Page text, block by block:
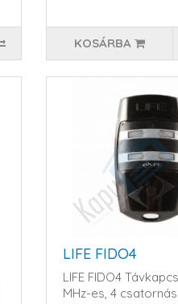
KOSÁRBA
LIFE FIDO4
LIFE FIDO4
MHz-es, 4